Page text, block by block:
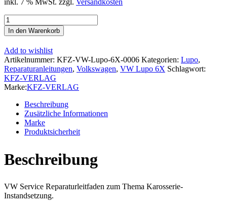
inkl. 7 % MwSt. zzgl. Versandkosten
VW
Lupo
Typ
6X
1998-
2006
Karosserie
Unfall
Instandsetzung
Reparaturanleitung
Menge
In den Warenkorb
Add to wishlist
Artikelnummer: KFZ-VW-Lupo-6X-0006 Kategorien: Lupo,
Reparaturanleitungen, Volkswagen, VW Lupo 6X Schlagwort:
KFZ-VERLAG
Marke:KFZ-VERLAG
Beschreibung
Zusätzliche Informationen
Marke
Produktsicherheit
Beschreibung
VW Service Reparaturleitfaden zum Thema Karosserie-
Instandsetzung.